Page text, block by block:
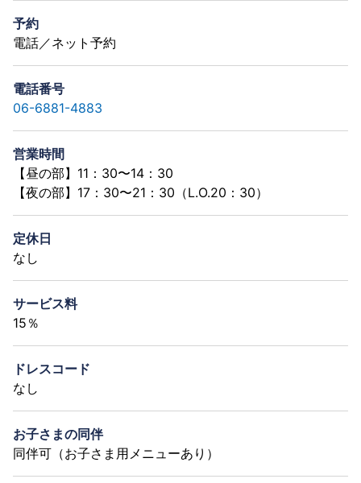
予約
電話／ネット予約
電話番号
06-6881-4883
営業時間
【昼の部】11：30〜14：30
【夜の部】17：30〜21：30（L.O.20：30）
定休日
なし
サービス料
15％
ドレスコード
なし
お子さまの同伴
同伴可（お子さま用メニューあり）